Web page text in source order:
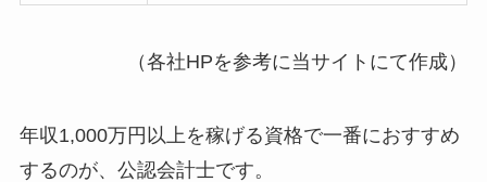
（各社HPを参考に当サイトにて作成）
年収1,000万円以上を稼げる資格で一番におすすめ
するのが、公認会計士です。